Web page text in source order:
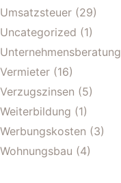
Umsatzsteuer (29)
Uncategorized (1)
Unternehmensberatung
Vermieter (16)
Verzugszinsen (5)
Weiterbildung (1)
Werbungskosten (3)
Wohnungsbau (4)